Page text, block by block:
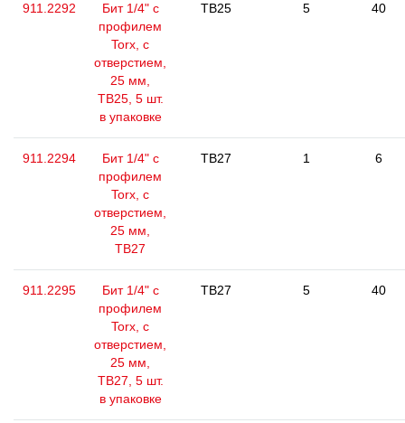
911.2292
Бит 1/4" с
профилем
Torx, с
отверстием,
25 мм,
ТВ25, 5 шт.
в упаковке
TB25 5 40
911.2294
Бит 1/4" с
профилем
Torx, с
отверстием,
25 мм,
ТВ27
TB27 1 6
911.2295
Бит 1/4" с
профилем
Torx, с
отверстием,
25 мм,
ТВ27, 5 шт.
в упаковке
TB27 5 40